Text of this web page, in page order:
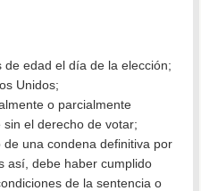
edad el día de la elección;
Unidos;
o parcialmente
el derecho de votar;
una condena definitiva por
así, debe haber cumplido
de la sentencia o